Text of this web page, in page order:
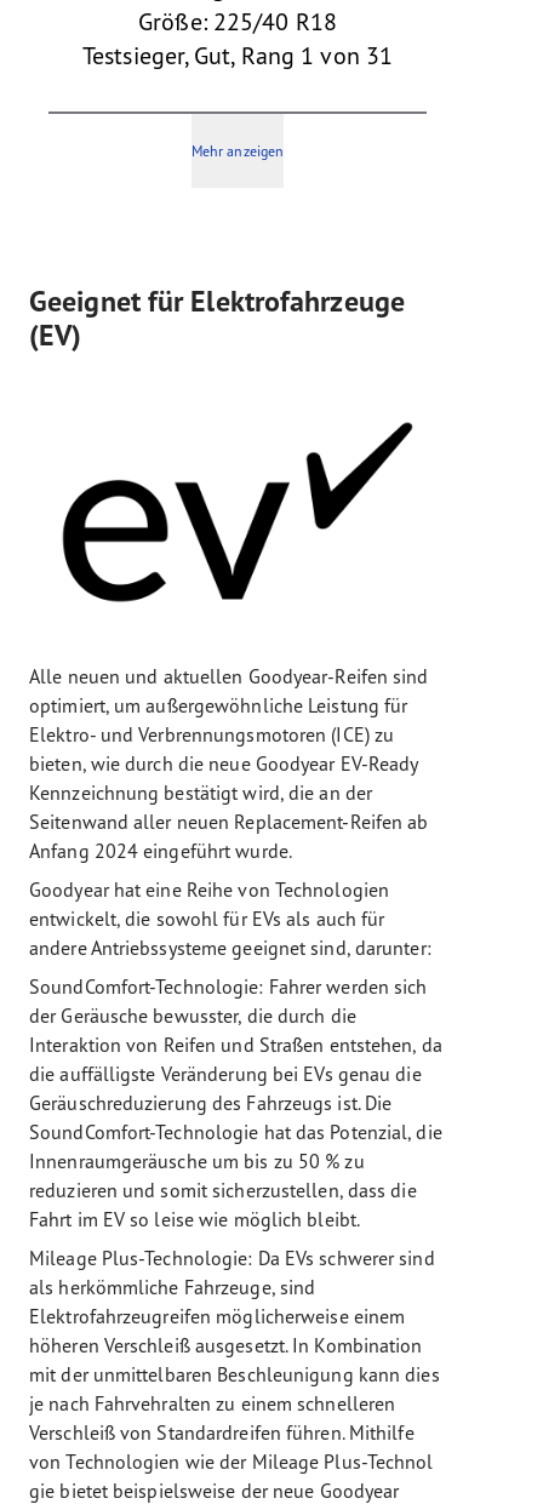
Größe: 225/40 R18
Testsieger, Gut, Rang 1 von 31
Mehr anzeigen
Geeignet für Elektrofahrzeuge
(EV)
Alle neuen und aktuellen Goodyear-Reifen sind
optimiert, um außergewöhnliche Leistung für
Elektro- und Verbrennungsmotoren (ICE) zu
bieten, wie durch die neue Goodyear EV-Ready
Kennzeichnung bestätigt wird, die an der
Seitenwand aller neuen Replacement-Reifen ab
Anfang 2024 eingeführt wurde.
Goodyear hat eine Reihe von Technologien
entwickelt, die sowohl für EVs als auch für
andere Antriebssysteme geeignet sind, darunter:
SoundComfort-Technologie: Fahrer werden sich
der Geräusche bewusster, die durch die
Interaktion von Reifen und Straßen entstehen, da
die auffälligste Veränderung bei EVs genau die
Geräuschreduzierung des Fahrzeugs ist. Die
SoundComfort-Technologie hat das Potenzial, die
Innenraumgeräusche um bis zu 50 % zu
reduzieren und somit sicherzustellen, dass die
Fahrt im EV so leise wie möglich bleibt.
Mileage Plus-Technologie: Da EVs schwerer sind
als herkömmliche Fahrzeuge, sind
Elektrofahrzeugreifen möglicherweise einem
höheren Verschleiß ausgesetzt. In Kombination
mit der unmittelbaren Beschleunigung kann dies
je nach Fahrvehralten zu einem schnelleren
Verschleiß von Standardreifen führen. Mithilfe
von Technologien wie der Mileage Plus-Technol
gie bietet beispielsweise der neue Goodyear